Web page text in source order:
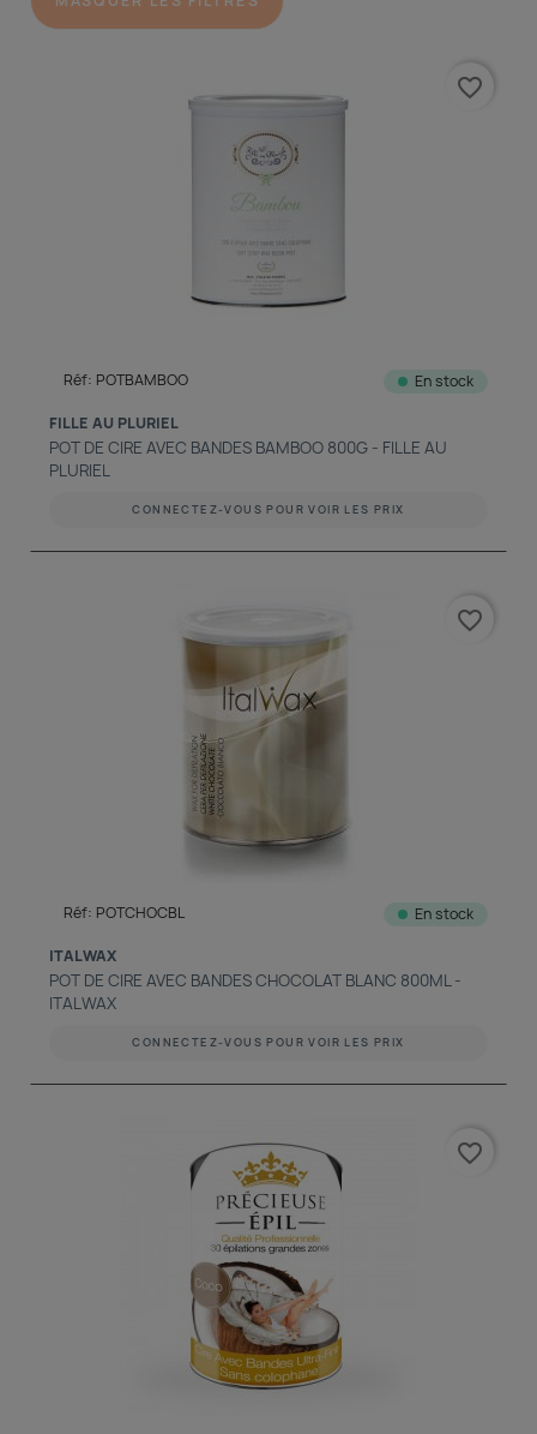
Réf: POTBAMBOO En stock
FILLE AU PLURIEL
POT DE CIRE AVEC BANDES BAMBOO 800G - FILLE AU
PLURIEL
CONNECTEZ-VOUS POUR VOIR LES PRIX
favorite_border
Réf: POTCHOCBL En stock
ITALWAX
POT DE CIRE AVEC BANDES CHOCOLAT BLANC 800ML -
ITALWAX
CONNECTEZ-VOUS POUR VOIR LES PRIX
favorite_border
favorite_border
découvrir notre boutique et laissez-nous vous